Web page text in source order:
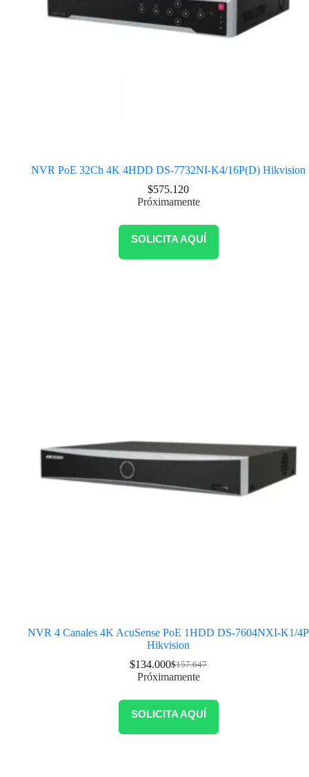
NVR PoE 32Ch 4K 4HDD DS-7732NI-K4/16P(D) Hikvision
$575.120
Próximamente
SOLICITA AQUÍ
NVR 4 Canales 4K AcuSense PoE 1HDD DS-7604NXI-K1/4P
Hikvision
$157.647
$134.000
Próximamente
SOLICITA AQUÍ